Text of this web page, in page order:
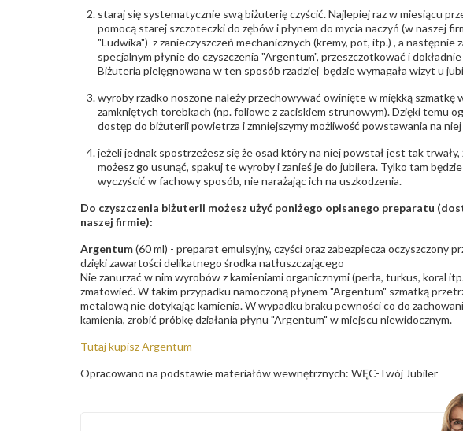
staraj się systematycznie swą biżuterię czyścić. Najlepiej raz w miesiącu
pomocą starej szczoteczki do zębów i płynem do mycia naczyń (w naszej
"Ludwika") z zanieczyszczeń mechanicznych (kremy, pot, itp.) , a następnie
specjalnym płynie do czyszczenia "Argentum", przeszczotkować i
Biżuteria pielęgnowana w ten sposób rzadziej będzie wymagała wizyt u
wyroby rzadko noszone należy przechowywać owinięte w miękką szmatkę
zamkniętych torebkach (np. foliowe z zaciskiem strunowym). Dzięki temu
dostęp do biżuterii powietrza i zmniejszymy możliwość powstawania na
jeżeli jednak spostrzeżesz się że osad który na niej powstał jest tak trwały,
możesz go usunąć, spakuj te wyroby i zanieś je do jubilera. Tylko tam
wyczyścić w fachowy sposób, nie narażając ich na uszkodzenia.
Do czyszczenia biżuterii możesz użyć poniżego opisanego preparatu
naszej firmie):
Argentum(60 ml) - preparat emulsyjny, czyści oraz zabezpiecza oczyszczony
dzięki zawartości delikatnego środka natłuszczającego
Nie zanurzać w nim wyrobów z kamieniami organicznymi (perła, turkus, koral
zmatowieć. W takim przypadku namoczoną płynem "Argentum" szmatką
metalową nie dotykając kamienia. W wypadku braku pewności co do
kamienia, zrobić próbkę działania płynu "Argentum" w miejscu niewidocznym.
Tutaj kupisz Argentum
Opracowano na podstawie materiałów wewnętrznych: WĘC-Twój Jubiler